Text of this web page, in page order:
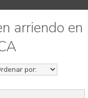
arriendo en